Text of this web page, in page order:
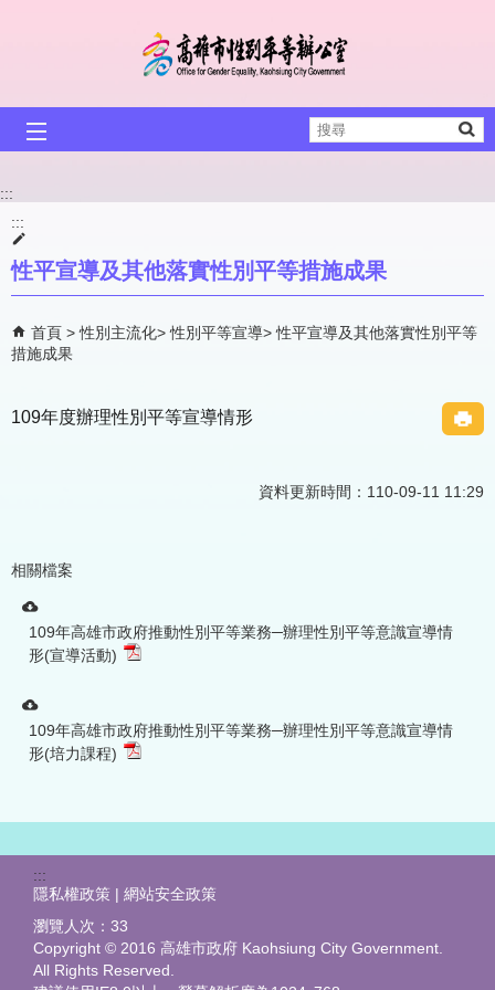
搜
尋
:::
:::
性平宣導及其他落實性別平等措施成果
首頁 性別主流化 性別平等宣導
性平宣導及其他落實性別平等
措施成果
109年度辦理性別平等宣導情形
資料更新時間：110-09-11 11:29
相關檔案
109年高雄市政府推動性別平等業務─辦理性別平等意識宣導情
形(宣導活動)
109年高雄市政府推動性別平等業務─辦理性別平等意識宣導情
形(培力課程)
:::
隱私權政策 | 網站安全政策
瀏覽人次： 33
Copyright © 2016 高雄市政府 Kaohsiung City Government.
All Rights Reserved.